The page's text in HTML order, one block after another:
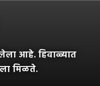
आहे. हिवाळ्यात
मिळते.